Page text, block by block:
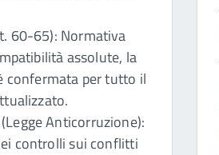
60-65): Normativa
assolute, la
confermata per tutto il
Anticorruzione):
controlli sui conflitti